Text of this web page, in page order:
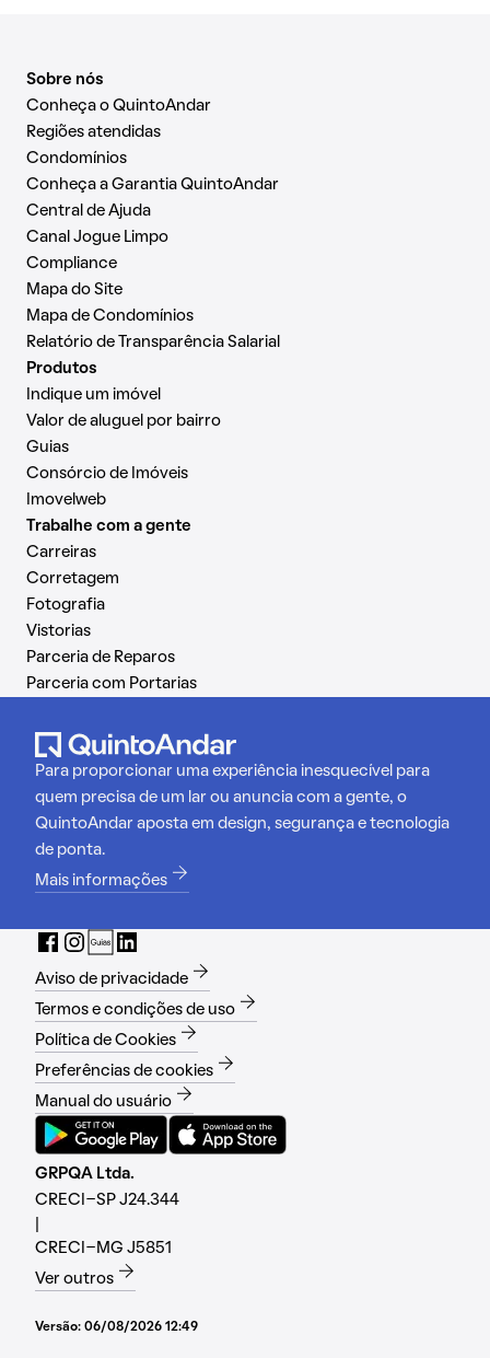
Sobre nós
Conheça o QuintoAndar
Regiões atendidas
Condomínios
Conheça a Garantia QuintoAndar
Central de Ajuda
Canal Jogue Limpo
Compliance
Mapa do Site
Mapa de Condomínios
Relatório de Transparência Salarial
Produtos
Indique um imóvel
Valor de aluguel por bairro
Guias
Consórcio de Imóveis
Imovelweb
Trabalhe com a gente
Carreiras
Corretagem
Fotografia
Vistorias
Parceria de Reparos
Parceria com Portarias
Para proporcionar uma experiência inesquecível para
quem precisa de um lar ou anuncia com a gente, o
QuintoAndar aposta em design, segurança e tecnologia
de ponta.
Mais informações
Aviso de privacidade
Termos e condições de uso
Política de Cookies
Preferências de cookies
Manual do usuário
GRPQA Ltda.
CRECI-SP J24.344
CRECI-MG J5851
Ver outros
Versão: 06/08/2026 12:49